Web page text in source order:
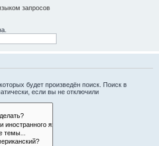
запросов
будет произведён поиск. Поиск в
если вы не отключили